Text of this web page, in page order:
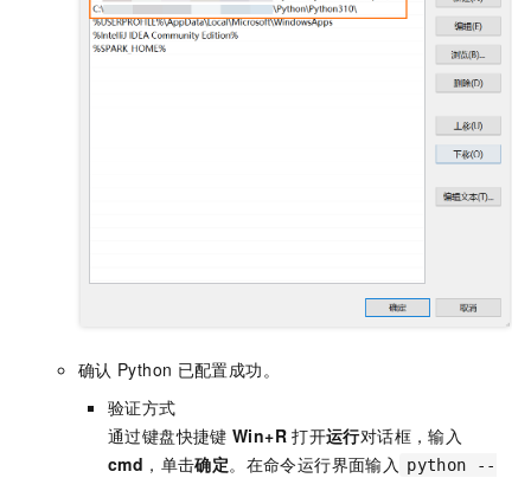
确认 Python 已配置成功。
验证方式
通过键盘快捷键 Win+R 打开运行对话框，输入
cmd ，单击确定。在命令运行界面输入 python --